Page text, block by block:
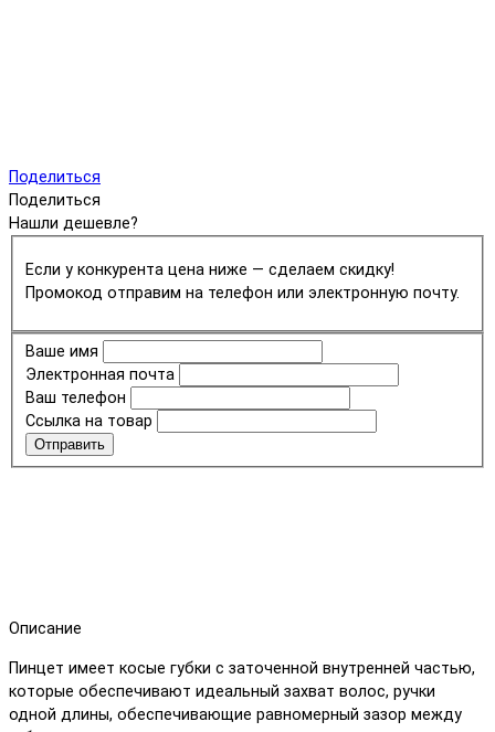
Поделиться
Поделиться
Нашли дешевле?
Если у конкурента цена ниже — сделаем скидку!
Промокод отправим на телефон или электронную почту.
Ваше имя
Электронная почта
Ваш телефон
Ссылка на товар
Отправить
Описание
Пинцет имеет косые губки с заточенной внутренней частью,
которые обеспечивают идеальный захват волос, ручки
одной длины, обеспечивающие равномерный зазор между